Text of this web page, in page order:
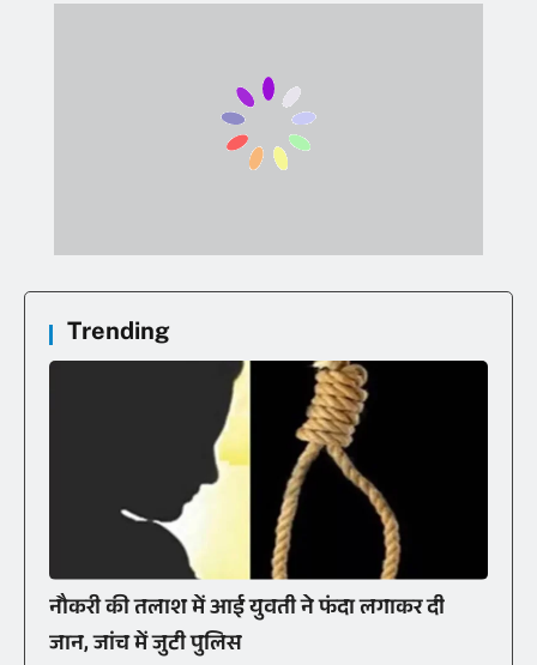
Trending
नौकरी की तलाश में आई युवती ने फंदा लगाकर दी
जान, जांच में जुटी पुलिस